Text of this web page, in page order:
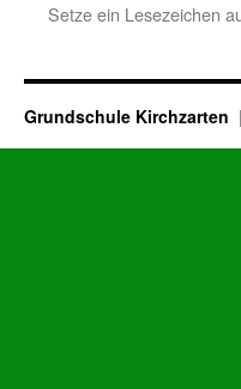
Setze ein Lesezeichen
Grundschule Kirchzarten